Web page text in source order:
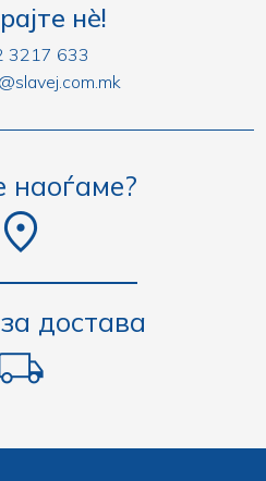
нè!
3217 633
наоѓаме?
достава